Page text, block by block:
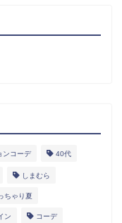
ンコーデ 40代
しまむら
ちゃり夏
ン コーデ